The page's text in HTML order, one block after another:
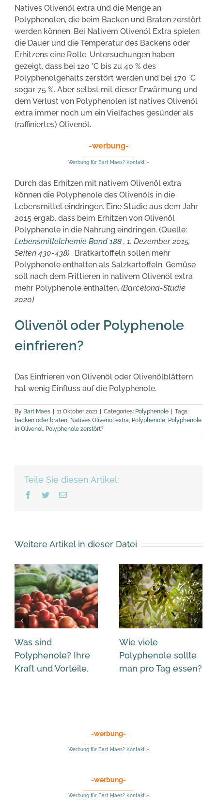
Natives Olivenöl extra und die Menge an
Polyphenolen, die beim Backen und Braten zerstört
werden können. Bei Nativem Olivenöl Extra spielen
die Dauer und die Temperatur des Backens oder
Erhitzens eine Rolle. Untersuchungen haben
gezeigt, dass bei 120 °C bis zu 40 % des
Polyphenolgehalts zerstört werden und bei 170 °C
sogar 75 %. Aber selbst mit dieser Erwärmung und
dem Verlust von Polyphenolen ist natives Olivenöl
extra immer noch um ein Vielfaches gesünder als
(raffiniertes) Olivenöl.
-werbung-
Werbung für Bart Maes? Kontakt »
Durch das Erhitzen mit nativem Olivenöl extra
können die Polyphenole des Olivenöls in die
Lebensmittel eindringen. Eine Studie aus dem Jahr
2015 ergab, dass beim Erhitzen von Olivenöl
Polyphenole in die Nahrung eindringen. (Quelle:
Lebensmittelchemie Band 188 , 1. Dezember 2015,
Seiten 430-438) . Bratkartoffeln sollen mehr
Polyphenole enthalten als Salzkartoffeln. Gemüse
soll nach dem Frittieren in nativem Olivenöl extra
mehr Polyphenole enthalten. (Barcelona-Studie
2020)
Olivenöl oder Polyphenole
einfrieren?
Das Einfrieren von Olivenöl oder Olivenölblättern
hat wenig Einfluss auf die Polyphenole.
By Bart Maes 11 Oktober 2021 Categories: Polyphenole
Tags:
backen oder braten, Natives Olivenöl extra, Polyphenole, Polyphenole
in Olivenöl, Polyphenole zerstört?
Teile Sie diesen Artikel:
Facebook
TwitterEmail
Weitere Artikel in dieser Datei
Was sind
Polyphenole? Ihre
Kraft und Vorteile.
Wie viele
Polyphenole sollte
man pro Tag essen?
-werbung-
Werbung für Bart Maes? Kontakt »
-werbung-
Werbung für Bart Maes? Kontakt »